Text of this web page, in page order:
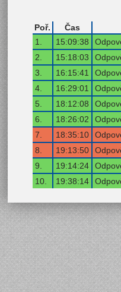
Poř.
Čas
1.
15:09:38
2.
15:18:03
3.
16:15:41
4.
16:29:01
5.
18:12:08
6.
18:26:02
7.
18:35:10
8.
19:13:50
9.
19:14:24
10.
19:38:14